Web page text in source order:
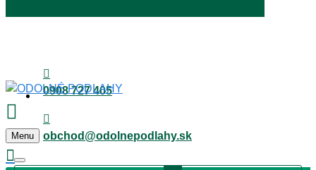
0908 727 405
obchod@odolnepodlahy.sk
Menu